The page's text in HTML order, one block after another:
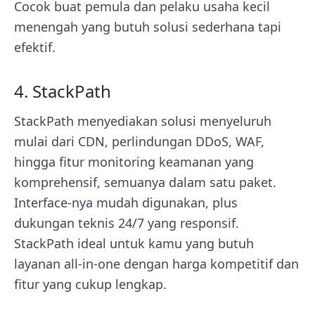
Cocok buat pemula dan pelaku usaha kecil
menengah yang butuh solusi sederhana tapi
efektif.
4. StackPath
StackPath menyediakan solusi menyeluruh
mulai dari CDN, perlindungan DDoS, WAF,
hingga fitur monitoring keamanan yang
komprehensif, semuanya dalam satu paket.
Interface-nya mudah digunakan, plus
dukungan teknis 24/7 yang responsif.
StackPath ideal untuk kamu yang butuh
layanan all-in-one dengan harga kompetitif dan
fitur yang cukup lengkap.